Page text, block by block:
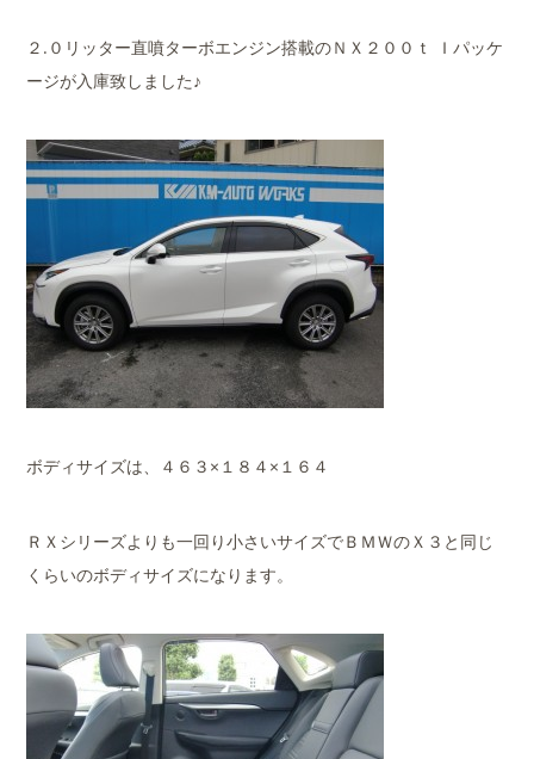
２.０リッター直噴ターボエンジン搭載のＮＸ２００ｔ Ｉパッケ
ージが入庫致しました♪
ボディサイズは、４６３×１８４×１６４
ＲＸシリーズよりも一回り小さいサイズでＢＭＷのＸ３と同じ
くらいのボディサイズになります。